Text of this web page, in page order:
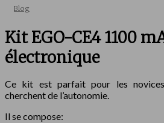
Blog
Kit EGO-CE4 1100
électronique
Ce kit est parfait pour les
cherchent de l’autonomie.
Il se compose: